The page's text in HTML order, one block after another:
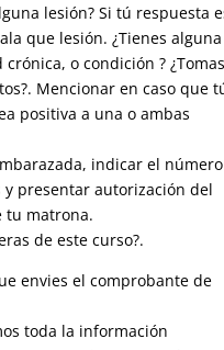
lesión? Si tú respuesta
que lesión. ¿Tienes alguna
o condición ? ¿Tomas
Mencionar en caso que
positiva a una o ambas
indicar el número
y presentar autorización del
tu matrona.
de este curso?.
envies el comprobante de
toda la información